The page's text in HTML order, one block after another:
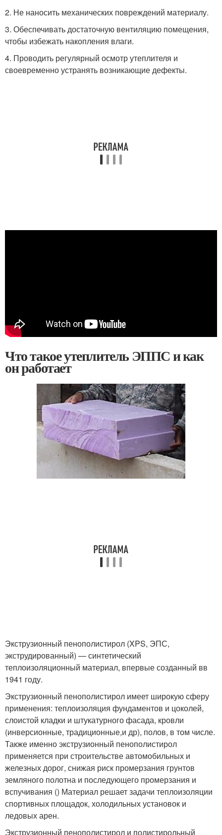
2. Не наносить механических повреждений материалу.
3. Обеспечивать достаточную вентиляцию помещения,
чтобы избежать накопления влаги.
4. Проводить регулярный осмотр утеплителя и
своевременно устранять возникающие дефекты.
Что такое утеплитель ЭППС и как
он работает
Экструзионный пенополистирол (XPS, ЭПС,
экструдированный) — синтетический
теплоизоляционный материал, впервые созданный вв
1941 году.
Экструзионный пенополистирол имеет широкую сферу
применения: теплоизоляция фундаментов и цоколей,
слоистой кладки и штукатурного фасада, кровли
(инверсионные, традиционные,и др), полов, в том числе.
Также именно экструзионный пенополистирол
применяется при строительстве автомобильных и
железных дорог, снижая риск промерзания грунтов
земляного полотна и последующего промерзания и
вспучивания () Материал решает задачи теплоизоляции
спортивных площадок, холодильных установок и
ледовых арен.
Экструзионный пенополистирол и полистирольный